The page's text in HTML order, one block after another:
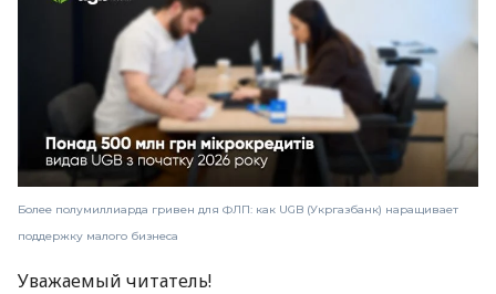
Более полумиллиарда гривен для ФЛП: как UGB (Укргазбанк) наращивает
поддержку малого бизнеса
Уважаемый читатель!